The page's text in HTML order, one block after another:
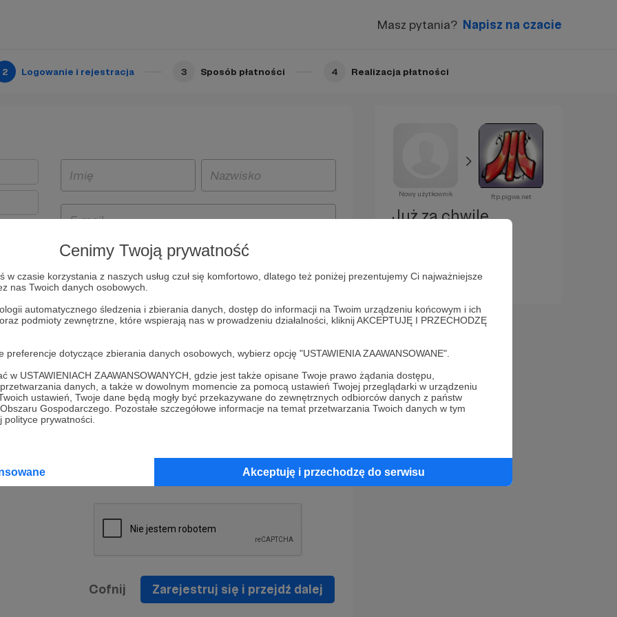
Cenimy Twoją prywatność
w czasie korzystania z naszych usług czuł się komfortowo, dlatego też poniżej prezentujemy Ci najważniejsze
nas Twoich danych osobowych.
automatycznego śledzenia i zbierania danych, dostęp do informacji na Twoim urządzeniu końcowym i ich
podmioty zewnętrzne, które wspierają nas w prowadzeniu działalności, kliknij AKCEPTUJĘ I PRZECHODZĘ
dotyczące zbierania danych osobowych, wybierz opcję "USTAWIENIA ZAAWANSOWANE".
w USTAWIENIACH ZAAWANSOWANYCH, gdzie jest także opisane Twoje prawo żądania dostępu,
danych, a także w dowolnym momencie za pomocą ustawień Twojej przeglądarki w urządzeniu
ustawień, Twoje dane będą mogły być przekazywane do zewnętrznych odbiorców danych z państw
Gospodarczego. Pozostałe szczegółowe informacje na temat przetwarzania Twoich danych w tym
prywatności.
Akceptuję i przechodzę do serwisu
Masz pytania? Napisz na czacie
2 Logowanie i rejestracja 3 Sposób płatności 4 Realizacja płatności
i
będą
z
prawo
na
Politykę Prywatności
* Wyrażam zgodę na przetwarzanie moich danych
osobowych podanych w formularzu rejestracyjnym w celu
prawidłowego świadczenia usług serwisu Patronite.
informacji handlowych - newslettera. Opcja ta może zostać
Cofnij Zarejestruj się i przejdź dalej
Nowy użytkownik ftp.pigwa.net
Już za chwilę